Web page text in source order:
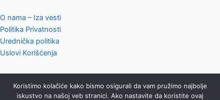
O nama – Iza vesti
Politika Privatnosti
Urednička politika
Uslovi Korišćenja
Koristimo kolačiće kako bismo osigurali da vam pružimo najbolje
iskustvo na našoj veb stranici. Ako nastavite da koristite ovaj